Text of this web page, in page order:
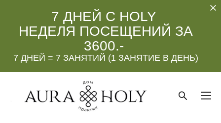
7 ДНЕЙ С HOLY
НЕДЕЛЯ ПОСЕЩЕНИЙ ЗА
3600.-
7 ДНЕЙ = 7 ЗАНЯТИЙ (1 ЗАНЯТИЕ В ДЕНЬ)